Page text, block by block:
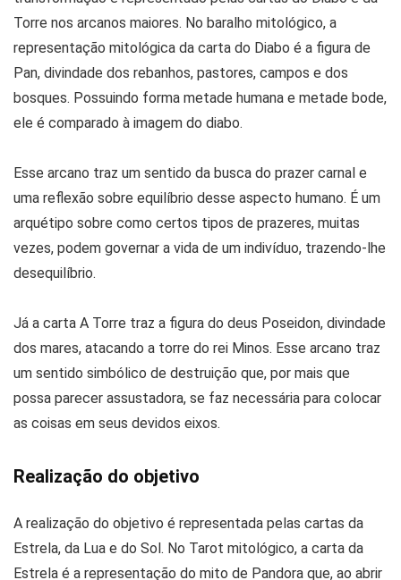
Torre nos arcanos maiores. No baralho mitológico, a
representação mitológica da carta do Diabo é a figura de
Pan, divindade dos rebanhos, pastores, campos e dos
bosques. Possuindo forma metade humana e metade bode,
ele é comparado à imagem do diabo.
Esse arcano traz um sentido da busca do prazer carnal e
uma reflexão sobre equilíbrio desse aspecto humano. É um
arquétipo sobre como certos tipos de prazeres, muitas
vezes, podem governar a vida de um indivíduo, trazendo-lhe
desequilíbrio.
Já a carta A Torre traz a figura do deus Poseidon, divindade
dos mares, atacando a torre do rei Minos. Esse arcano traz
um sentido simbólico de destruição que, por mais que
possa parecer assustadora, se faz necessária para colocar
as coisas em seus devidos eixos.
Realização do objetivo
A realização do objetivo é representada pelas cartas da
Estrela, da Lua e do Sol. No Tarot mitológico, a carta da
Estrela é a representação do mito de Pandora que, ao abrir